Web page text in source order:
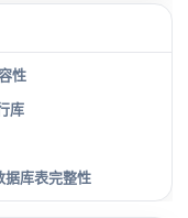
性
库
库表完整性